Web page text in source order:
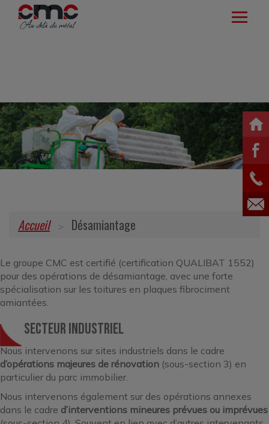
Ouvrir
SOLAIRES
SINISTRES
DÉSAMIANTAGE
Accueil Désamiantage
Le groupe CMC est certifié (certification QUALIBAT 1552)
pour des opérations de désamiantage, avec une forte
spécialisation sur les toitures en plaques fibrociment
amiantées.
SECTEUR INDUSTRIEL
Nous intervenons sur sites industriels dans le cadre
d’opérations majeures de rénovation (sous-section 3) en
particulier du parc immobilier.
Nous intervenons également sur des opérations annexes
dans le cadre d’interventions mineures prévues ou imprévues